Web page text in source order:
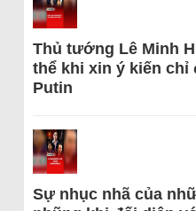
Thủ tướng Lê Minh
thể khi xin ý kiến chỉ
Putin
Sự nhục nhã của